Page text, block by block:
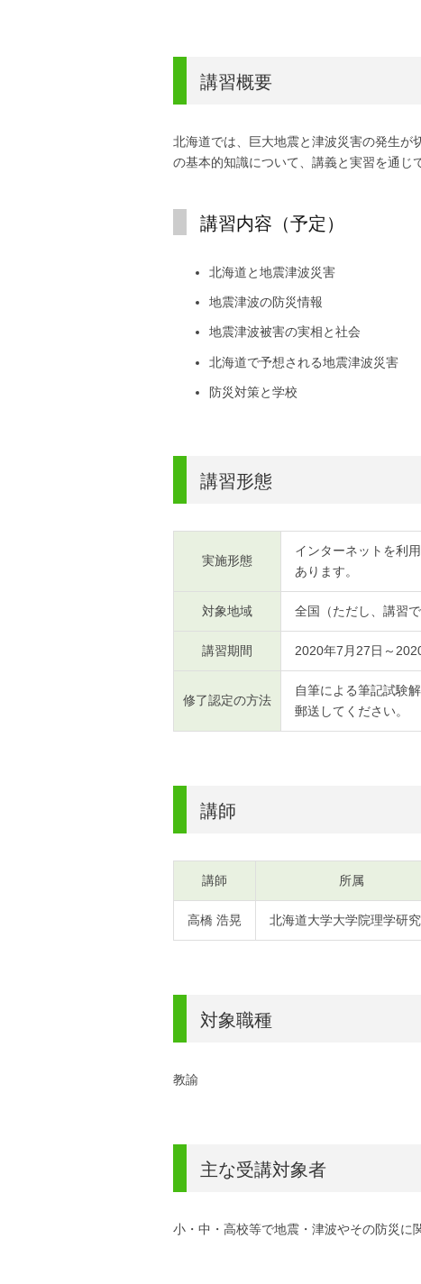
講習概要
北海道では、巨大地震と津波災害の発生が
の基本的知識について、講義と実習を通じ
講習内容（予定）
北海道と地震津波災害
地震津波の防災情報
地震津波被害の実相と社会
北海道で予想される地震津波災害
防災対策と学校
講習形態
実施形態
インターネットを利
あります。
対象地域 全国（ただし、講習
講習期間 2020年7月27日～
修了認定の方法
自筆による筆記試験
郵送してください。
講師
講師 所属
高橋 浩晃 北海道大学大学院理学研
対象職種
教諭
主な受講対象者
小・中・高校等で地震・津波やその防災に